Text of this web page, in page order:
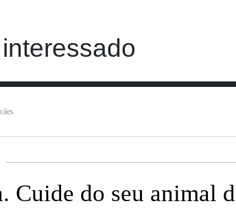
Cuide do seu animal